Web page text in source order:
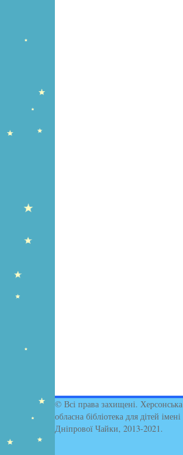
© Всі права захищені. Херсонська
обласна бібліотека для дітей імені
Дніпрової Чайки, 2013-2021.